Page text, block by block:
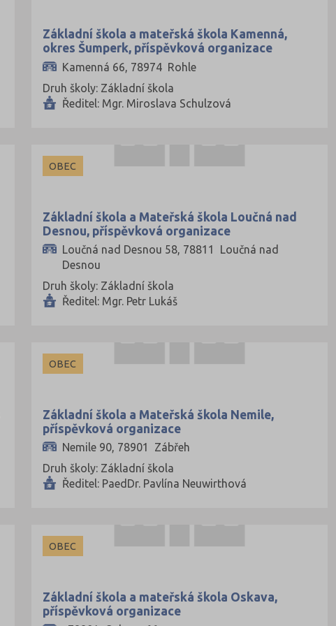
Základní škola a mateřská škola Kamenná,
okres Šumperk, příspěvková organizace
Kamenná 66, 78974 Rohle
Druh školy: Základní škola
Ředitel: Mgr. Miroslava Schulzová
OBEC
Základní škola a Mateřská škola Loučná nad
Desnou, příspěvková organizace
Loučná nad Desnou 58, 78811 Loučná nad
Desnou
Druh školy: Základní škola
Ředitel: Mgr. Petr Lukáš
OBEC
Základní škola a Mateřská škola Nemile,
příspěvková organizace
Nemile 90, 78901 Zábřeh
Druh školy: Základní škola
Ředitel: PaedDr. Pavlína Neuwirthová
OBEC
Základní škola a mateřská škola Oskava,
příspěvková organizace